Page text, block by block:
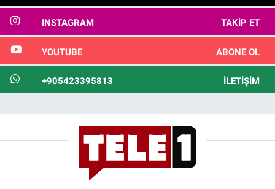
INSTAGRAM TAKIP ET
YOUTUBE ABONE OL
+905423395813 İLETIŞIM